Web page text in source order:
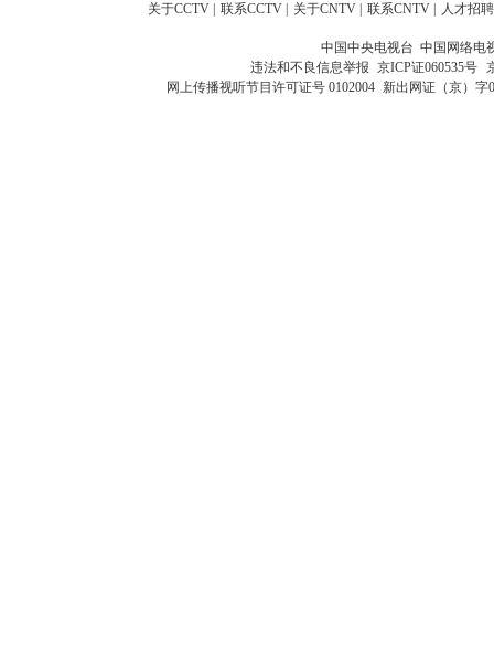
关于CCTV 联系CCTV 关于CNTV 联系CNTV 人才招聘
中国中央电视台 中国网络电
违法和不良信息举报 京ICP证060535号
网上传播视听节目许可证号 0102004 新出网证（京）